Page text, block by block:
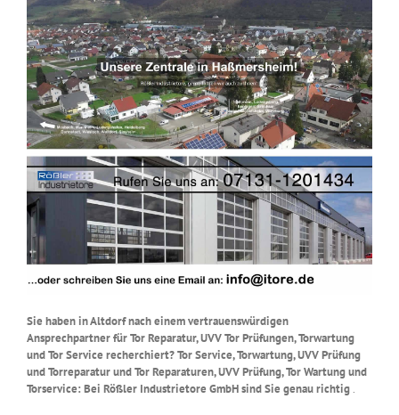
Sie haben in Altdorf nach einem vertrauenswürdigen
Ansprechpartner für Tor Reparatur, UVV Tor Prüfungen, Torwartung
und Tor Service recherchiert? Tor Service, Torwartung, UVV Prüfung
und Torreparatur und Tor Reparaturen, UVV Prüfung, Tor Wartung und
Torservice: Bei Rößler Industrietore GmbH sind Sie genau richtig.